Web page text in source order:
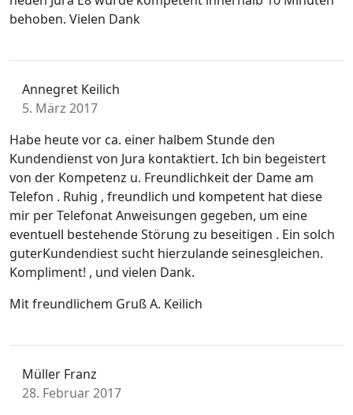
behoben. Vielen Dank
Annegret Keilich
5. März 2017
Habe heute vor ca. einer halbem Stunde den
Kundendienst von Jura kontaktiert. Ich bin begeistert
von der Kompetenz u. Freundlichkeit der Dame am
Telefon . Ruhig , freundlich und kompetent hat diese
mir per Telefonat Anweisungen gegeben, um eine
eventuell bestehende Störung zu beseitigen . Ein solch
guterKundendiest sucht hierzulande seinesgleichen.
Kompliment! , und vielen Dank.
Mit freundlichem Gruß A. Keilich
Müller Franz
28. Februar 2017